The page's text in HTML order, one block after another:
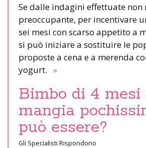
Se dalle indagini effettuate
preoccupante, per incentivare
sei mesi con scarso appetito a
si può iniziare a sostituire le
proposte a cena e a merenda
yogurt. »
Bimbo di 4 mesi
mangia
può essere?
Gli Specialisti Rispondono